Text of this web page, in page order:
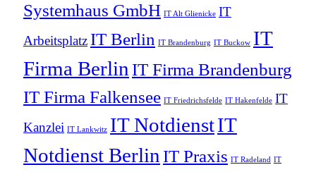
Systemhaus GmbH IT Alt Glienicke IT
Arbeitsplatz IT Berlin IT Brandenburg IT Buckow IT
Firma Berlin IT Firma Brandenburg
IT Firma Falkensee IT Friedrichsfelde IT Hakenfelde IT
Kanzlei IT Lankwitz IT NotdienstIT
Notdienst Berlin IT Praxis IT Radeland IT